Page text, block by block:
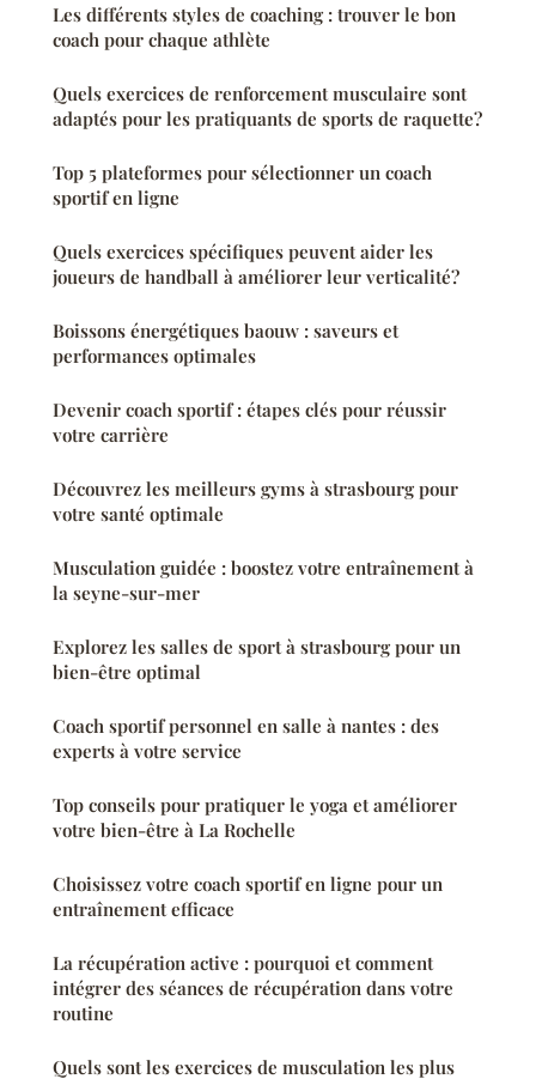
Les différents styles de coaching : trouver le bon
coach pour chaque athlète
Quels exercices de renforcement musculaire sont
adaptés pour les pratiquants de sports de raquette?
Top 5 plateformes pour sélectionner un coach
sportif en ligne
Quels exercices spécifiques peuvent aider les
joueurs de handball à améliorer leur verticalité?
Boissons énergétiques baouw : saveurs et
performances optimales
Devenir coach sportif : étapes clés pour réussir
votre carrière
Découvrez les meilleurs gyms à strasbourg pour
votre santé optimale
Musculation guidée : boostez votre entraînement à
la seyne-sur-mer
Explorez les salles de sport à strasbourg pour un
bien-être optimal
Coach sportif personnel en salle à nantes : des
experts à votre service
Top conseils pour pratiquer le yoga et améliorer
votre bien-être à La Rochelle
Choisissez votre coach sportif en ligne pour un
entraînement efficace
La récupération active : pourquoi et comment
intégrer des séances de récupération dans votre
routine
Quels sont les exercices de musculation les plus